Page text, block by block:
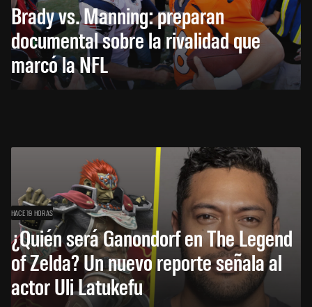
Brady vs. Manning: preparan
documental sobre la rivalidad que
marcó la NFL
HACE 19 HORAS
¿Quién será Ganondorf en The Legend
of Zelda? Un nuevo reporte señala al
actor Uli Latukefu